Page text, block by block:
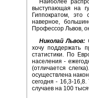
выступающая на
Гиппократом, это
наверное,
Профессор Львов,
Николай Львов:
хочу поддержать
статистики. По
населения -
(отличается
осуществлена
сегодня - 16,3-
случаев на 100